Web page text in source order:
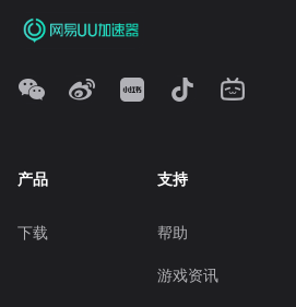
产品
下载
支持
帮助
游戏资讯